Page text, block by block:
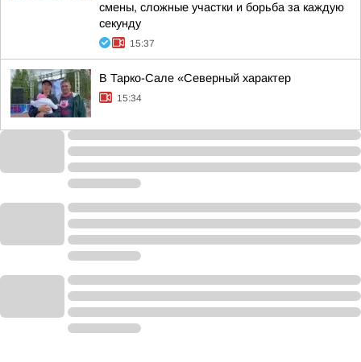
смены, сложные участки и борьба за каждую
секунду
15:37
В Тарко-Сале «Северный характер
15:34